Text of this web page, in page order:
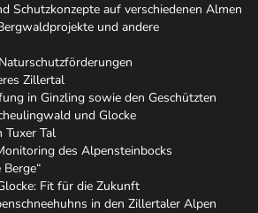
Schutzkonzepte auf verschiedenen Almen
und andere
Zillertal
in Ginzling sowie den Geschützten
und Glocke
Tal
des Alpensteinbocks
Fit für die Zukunft
in den Zillertaler Alpen